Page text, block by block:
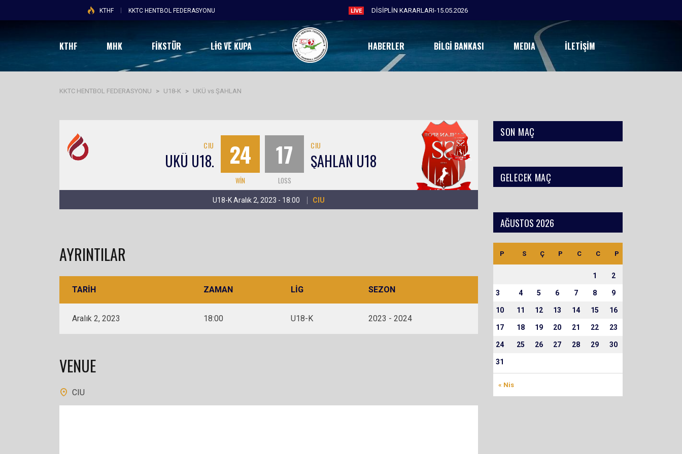
KTHF KKTC HENTBOL FEDERASYONU LIVE DİSİPLİN KARARLARI-15.05.2026
KTHF MHK FİKSTÜR LIG VE KUPA HABERLER BILGI BANKASI MEDIA İLETIŞIM
KKTC HENTBOL FEDERASYONU > U18-K > UKÜ vs ŞAHLAN
CIU
UKÜ U18. 24
WIN
17
LOSS
CIU
ŞAHLAN U18
U18-K Aralık 2, 2023 - 18:00 CIU
AYRINTILAR
TARIH ZAMAN LIG SEZON
Aralık 2, 2023 18:00 U18-K 2023 - 2024
VENUE
CIU
SON MAÇ
GELECEK MAÇ
AĞUSTOS 2026
P S Ç P C C P
« Nis
1 2
3 4 5 6 7 8 9
10 11 12 13 14 15 16
17 18 19 20 21 22 23
24 25 26 27 28 29 30
31